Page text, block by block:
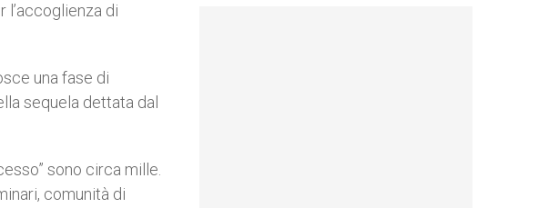
l’accoglienza di
una fase di
sequela dettata dal
sono circa mille.
comunità di